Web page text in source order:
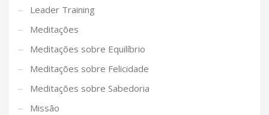
Leader Training
Meditações
Meditações sobre Equilíbrio
Meditações sobre Felicidade
Meditações sobre Sabedoria
Missão